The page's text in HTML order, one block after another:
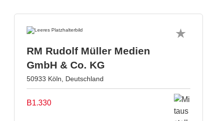
RM Rudolf Müller Medien
GmbH & Co. KG
50933 Köln, Deutschland
B1.330